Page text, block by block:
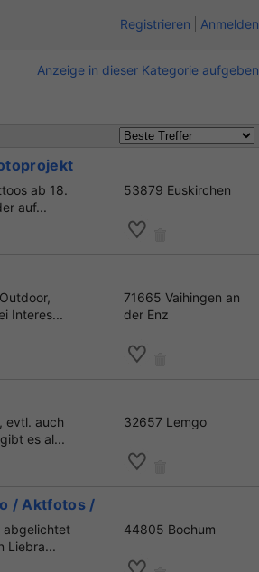
Registrieren Anmelden
Anzeige in dieser Kategorie aufgeben
ab 18.
auf...
53879 Euskirchen
Interes...
71665 Vaihingen an
der Enz
evtl. auch
es al...
32657 Lemgo
/ Aktfotos / Akt
abgelichtet
Liebra...
44805 Bochum